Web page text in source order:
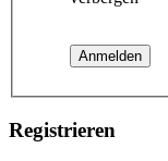
Registrieren